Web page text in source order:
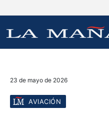
23 de mayo de 2026
AVIACIÓN